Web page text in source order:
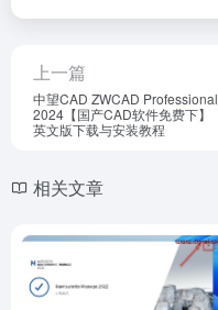
上一篇
中望CAD ZWCAD Professional
2024【国产CAD软件免费下】
英文版下载与安装教程
相关文章